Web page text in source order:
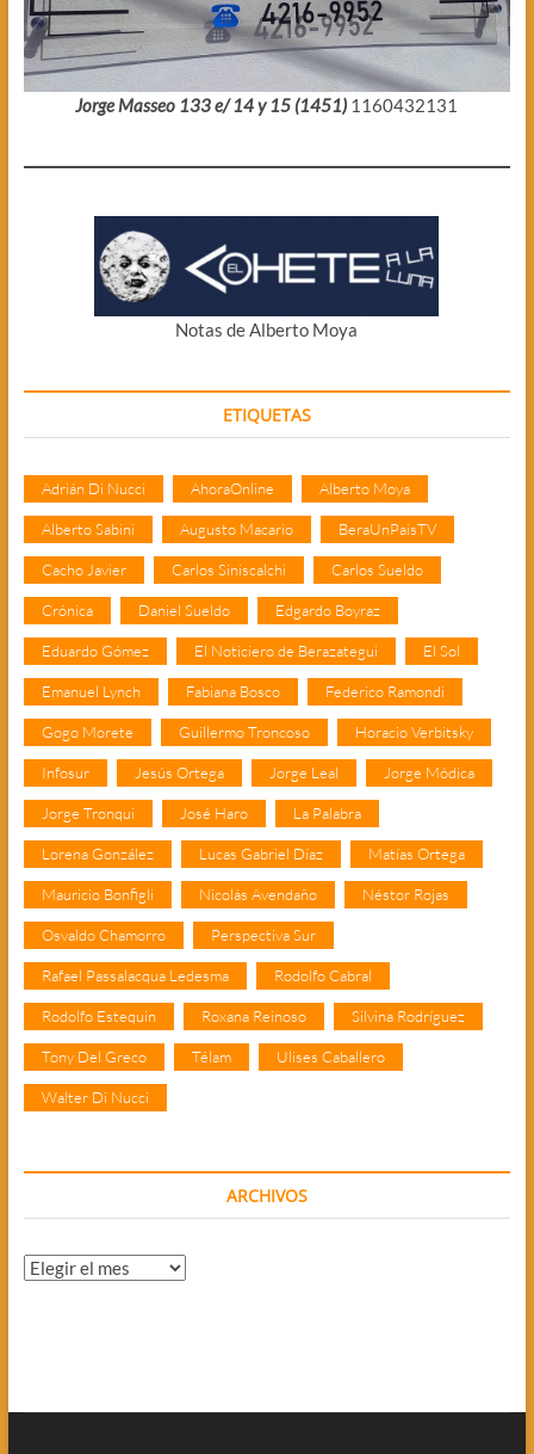
Jorge Masseo 133 e/ 14 y 15 (1451) 1160432131
Notas de Alberto Moya
ETIQUETAS
Adrián Di Nucci AhoraOnline Alberto Moya
Alberto Sabini Augusto Macario BeraUnPaisTV
Cacho Javier Carlos Siniscalchi Carlos Sueldo
Crónica Daniel Sueldo Edgardo Boyraz
Eduardo Gómez El Noticiero de Berazategui El Sol
Emanuel Lynch Fabiana Bosco Federico Ramondi
Gogo Morete Guillermo Troncoso Horacio Verbitsky
Infosur Jesús Ortega Jorge Leal Jorge Módica
Jorge Tronqui José Haro La Palabra
Lorena González Lucas Gabriel Díaz Matías Ortega
Mauricio Bonfigli Nicolás Avendaño Néstor Rojas
Osvaldo Chamorro Perspectiva Sur
Rafael Passalacqua Ledesma Rodolfo Cabral
Rodolfo Estequin Roxana Reinoso Silvina Rodríguez
Tony Del Greco Télam Ulises Caballero
Walter Di Nucci
ARCHIVOS
Archivos